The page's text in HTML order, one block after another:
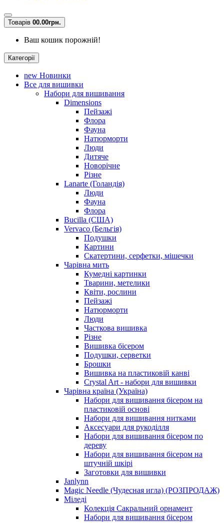
Товарів 00.00грн.
Ваш кошик порожній!
Категорії
new Новинки
Все для вишивки
Набори для вишивання
Dimensions
Пейзажі
Флора
Фауна
Натюрморти
Люди
Дитяче
Новорічне
Різне
Lanarte (Голандія)
Люди
Фауна
Флора
Bucilla (США)
Vervaco (Бельгія)
Подушки
Картини
Скатертини, серфетки, мішечки
Чарiвна мить
Кумедні картинки
Тварини, метелики
Квіти, рослини
Пейзажі
Натюрморти
Люди
Часткова вишивка
Різне
Вишивка бісером
Подушки, серветки
Брошки
Вишивка на пластиковій канві
Crystal Art - набори для вишивки
Чарівна країна (Україна)
Набори для вишивання бісером на
пластиковій основі
Набори для вишивання нитками
Аксесуари для рукоділля
Набори для вишивання бісером по
дереву
Набори для вишивання бісером на
штучній шкірі
Заготовки для вишивки
Janlynn
Magic Needle (Чудесная игла) (РОЗПРОДАЖ)
Міледі
Колекція Сакральний орнамент
Набори для вишивання бісером